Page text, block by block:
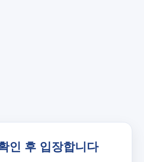
인 후 입장합니다